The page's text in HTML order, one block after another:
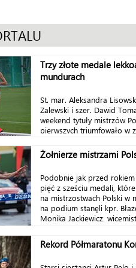
Trzy złote medale
mundurach
St. mar. Aleksandra
Zalewski i szer. Dawid
weekend tytuły mistrzów
pierwszych triumfowało w
Żołnierze mistrzami
Podobnie jak przed rokiem
pięć z sześciu medali,
na mistrzostwach Polski w
na podium stanęli kpr.
Monika Jackiewicz,
Rekord Półmaratonu